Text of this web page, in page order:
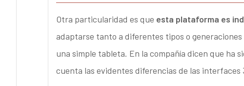
Otra particularidad es que esta plataforma es
adaptarse tanto a diferentes tipos o
una simple tableta. En la compañía dicen que ha
cuenta las evidentes diferencias de las